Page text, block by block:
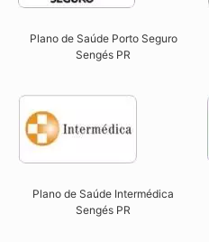
Plano de Saúde Porto Seguro
Sengés PR​
Plano de Saúde Intermédica
Sengés PR​